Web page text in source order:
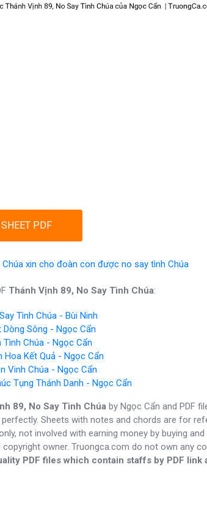
PDF
Chúa xin cho đoàn con được no say tình Chúa
Thánh Vịnh 89, No Say Tình Chúa:
Tình Chúa - Bùi Ninh
Sông - Ngọc Cẩn
Tình Chúa - Ngọc Cẩn
Hoa Kết Quả - Ngọc Cẩn
Vinh Chúa - Ngọc Cẩn
Tụng Thánh Danh - Ngọc Cẩn
89, No Say Tình Chúa by Ngọc Cẩn and PDF
Sheets with notes and chords are for
not involved with earning money by buying
owner. Truongca.com do not own any
PDF files which contain staffs by PDF link